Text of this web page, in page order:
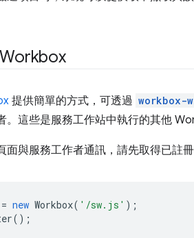
提供簡單的方式，可透過 workbox-
。這些是服務工作站中執行的其他
面與服務工作者通訊，請先取得已註
= new Workbox( '/sw.js' );
();